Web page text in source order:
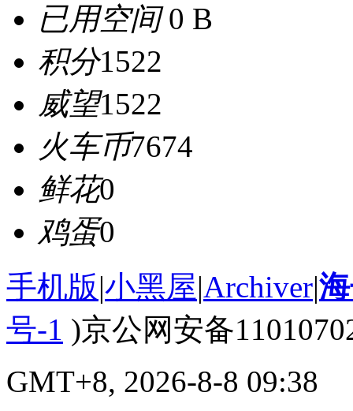
已用空间0 B
积分1522
威望1522
火车币7674
鲜花0
鸡蛋0
手机版|小黑屋|Archiver|
号-1 )京公网安备
GMT+8, 2026-8-8 09:38